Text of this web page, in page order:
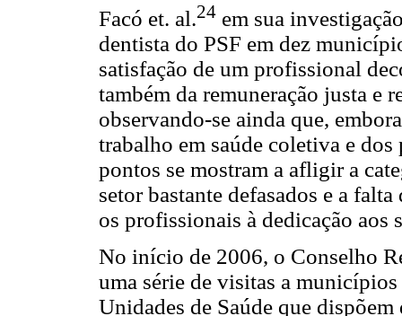
Facó et. al.24 em sua
dentista do PSF em dez
satisfação de um profissional
também da remuneração justa e
observando-se ainda que,
trabalho em saúde coletiva e
pontos se mostram a afligir a
setor bastante defasados e a
os profissionais à dedicação aos
No início de 2006, o Conselho
uma série de visitas a
Unidades de Saúde que